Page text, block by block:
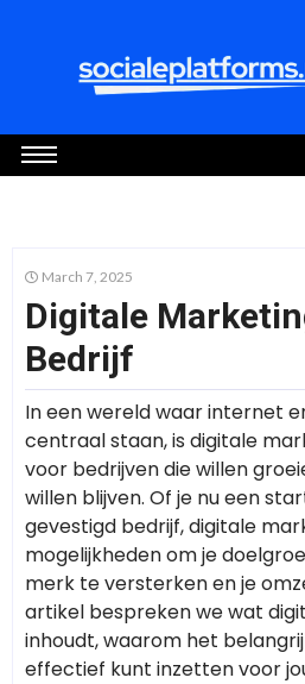
March 7, 2025
Digitale
Bedrijf
In een wereld waar internet
centraal staan, is digitale
voor bedrijven die willen
willen blijven. Of je nu een
gevestigd bedrijf, digitale
mogelijkheden om je
merk te versterken en je
artikel bespreken we wat
inhoudt, waarom het
effectief kunt inzetten voor